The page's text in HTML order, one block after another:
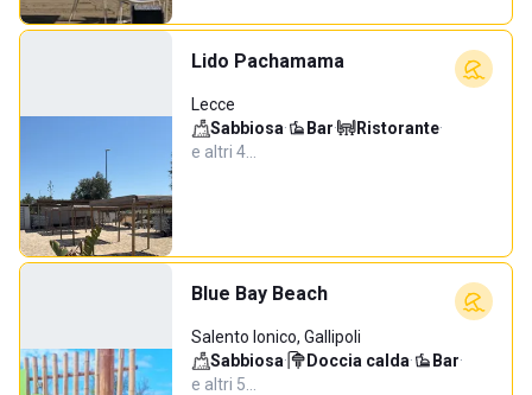
Lido Pachamama
Lecce
Sabbiosa· Bar· Ristorante·
e altri 4…
Blue Bay Beach
Salento Ionico, Gallipoli
Sabbiosa· Doccia calda· Bar·
e altri 5…